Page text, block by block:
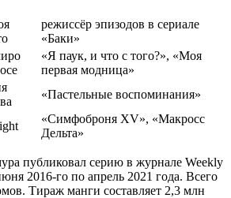
режиссёр эпизодов в сериале
«Баки»
«Я паук, и что с того?», «Моя
первая модница»
«Пастельные воспоминания»
«Симфоброня XV», «Макросс
Дельта»
публиковал серию в журнале Weekly
2016-го по апрель 2021 года. Всего
Тираж манги составляет 2,3 млн